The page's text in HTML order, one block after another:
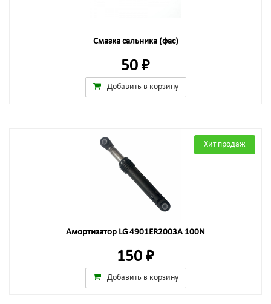
Смазка сальника (фас)
50 ₽
Добавить в корзину
Хит продаж
Амортизатор LG 4901ER2003A 100N
150 ₽
Добавить в корзину